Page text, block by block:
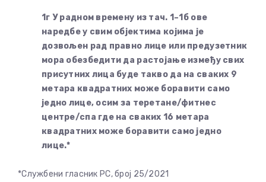
1г У радном времену из тач. 1–1б ове
наредбе у свим објектима којима је
дозвољен рад правно лице или предузетник
мора обезбедити да растојање између свих
присутних лица буде такво да на сваких 9
метара квадратних може боравити само
једно лице, осим за теретане/фитнес
центре/спа где на сваких 16 метара
квадратних може боравити само једно
лице.*
*Службени гласник РС, број 25/2021